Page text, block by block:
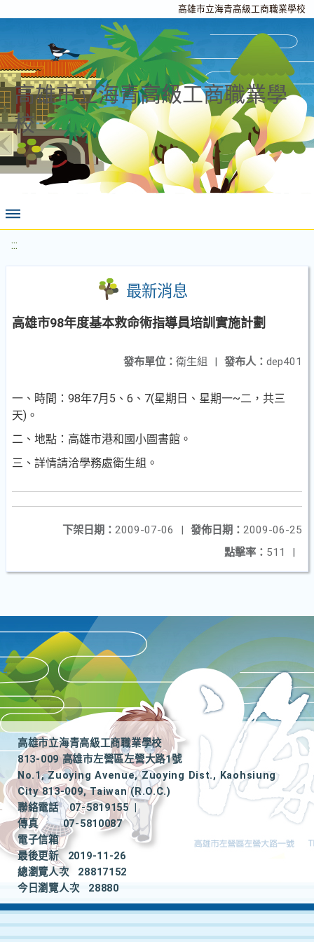
高雄市立海青高級工商職業學校
高雄市立海青高級工商職業學
校
:::
最新消息
高雄市98年度基本救命術指導員培訓實施計劃
發布人： dep401
發布單位： 衛生組 |
一、時間：98年7月5、6、7(星期日、星期一~二，共三
天)。
二、地點：高雄市港和國小圖書館。
三、詳情請洽學務處衛生組。
發佈日期： 2009-06-25
下架日期： 2009-07-06
|
點擊率： 511 |
高雄市立海青高級工商職業學校
813-009 高雄市左營區左營大路1號
No.1, Zuoying Avenue, Zuoying Dist., Kaohsiung
City 813-009, Taiwan (R.O.C.)
聯絡電話
07-5819155
|
傳真
07-5810087
電子信箱
最後更新
2019-11-26
總瀏覽人次
28817152
今日瀏覽人次
28880